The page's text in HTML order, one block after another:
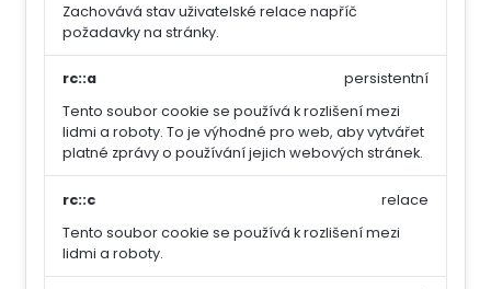
Zachovává stav uživatelské relace napříč
požadavky na stránky.
rc::a
Tento soubor cookie se používá k rozlišení mezi
lidmi a roboty. To je výhodné pro web, aby vytvářet
platné zprávy o používání jejich webových stránek.
persistentní
rc::c
Tento soubor cookie se používá k rozlišení mezi
lidmi a roboty.
relace